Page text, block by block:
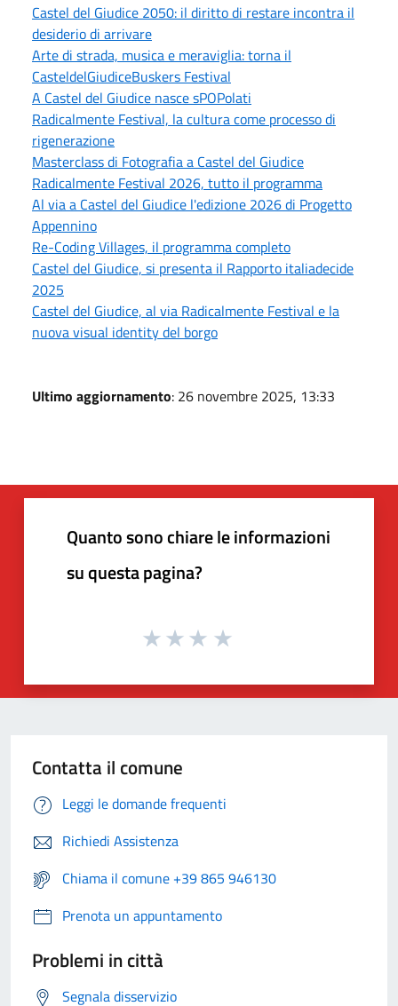
Castel del Giudice 2050: il diritto di restare incontra il
desiderio di arrivare
Arte di strada, musica e meraviglia: torna il
CasteldelGiudiceBuskers Festival
A Castel del Giudice nasce sPOPolati
Radicalmente Festival, la cultura come processo di
rigenerazione
Masterclass di Fotografia a Castel del Giudice
Radicalmente Festival 2026, tutto il programma
Al via a Castel del Giudice l'edizione 2026 di Progetto
Appennino
Re-Coding Villages, il programma completo
Castel del Giudice, si presenta il Rapporto italiadecide
2025
Castel del Giudice, al via Radicalmente Festival e la
nuova visual identity del borgo
Ultimo aggiornamento: 26 novembre 2025, 13:33
Quanto sono chiare le informazioni
su questa pagina?
Contatta il comune
Leggi le domande frequenti
Richiedi Assistenza
Chiama il comune +39 865 946130
Prenota un appuntamento
Problemi in città
Segnala disservizio